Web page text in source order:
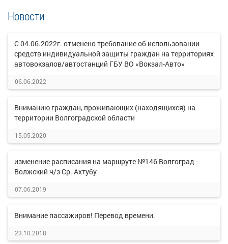
Новости
С 04.06.2022г. отменено требование об использовании
средств индивидуальной защиты граждан на территориях
автовокзалов/автостанций ГБУ ВО «Вокзал-Авто»
06.06.2022
Вниманию граждан, проживающих (находящихся) на
территории Волгоградской области
15.05.2020
изменение расписания на маршруте №146 Волгоград -
Волжский ч/з Ср. Ахтубу
07.06.2019
Внимание пассажиров! Перевод времени.
23.10.2018